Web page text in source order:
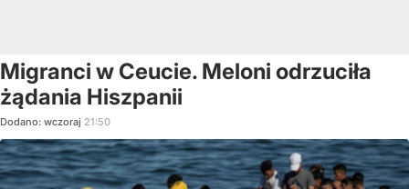
Migranci w Ceucie. Meloni odrzuciła
żądania Hiszpanii
Dodano: wczoraj 21:50